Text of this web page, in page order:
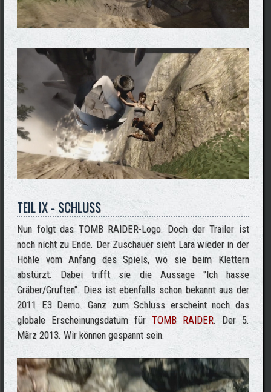
TEIL IX - SCHLUSS
Nun folgt das TOMB RAIDER-Logo. Doch der Trailer ist
noch nicht zu Ende. Der Zuschauer sieht Lara wieder in der
Höhle vom Anfang des Spiels, wo sie beim Klettern
abstürzt. Dabei trifft sie die Aussage "Ich hasse
Gräber/Gruften". Dies ist ebenfalls schon bekannt aus der
2011 E3 Demo. Ganz zum Schluss erscheint noch das
globale Erscheinungsdatum für TOMB RAIDER. Der 5.
März 2013. Wir können gespannt sein.